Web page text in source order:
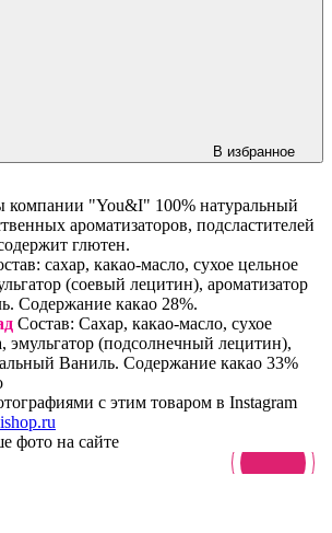
В избранное
компании "You&I" 100% натуральный
ароматизаторов, подсластителей
глютен.
сахар, какао-масло, сухое цельное
(соевый лецитин), ароматизатор
Содержание какао 28%.
Состав: Сахар, какао-масло, сухое
эмульгатор (подсолнечный лецитин),
Ваниль. Содержание какао 33%
с этим товаром в Instagram
фото на сайте